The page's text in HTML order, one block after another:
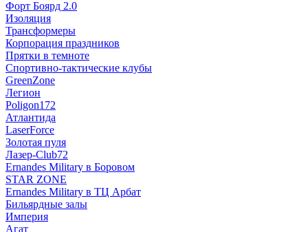
Форт Боярд 2.0
Изоляция
Трансформеры
Корпорация праздников
Прятки в темноте
Спортивно-тактические клубы
GreenZone
Легион
Poligon172
Атлантида
LaserForce
Золотая пуля
Лазер-Club72
Ernandes Military в Боровом
STAR ZONE
Ernandes Military в ТЦ Арбат
Бильярдные залы
Империя
Агат